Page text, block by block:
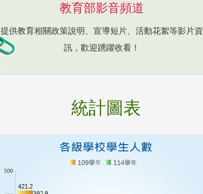
教育部影音頻道
提供教育相關政策說明、宣導短片、活動花絮等影片資
訊，歡迎踴躍收看！
統計圖表